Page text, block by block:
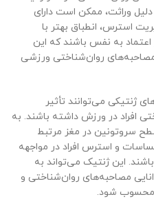
وراثت، ممکن است دارای
استرس، انطباق بهتر با
به نفس باشند که این
روان‌شناختی ورزشی
ژنتیکی می‌توانند تأثیر
افراد در ورزش داشته باشند. به
سروتونین در مغز مرتبط
و استرس افراد در مواجهه
این ژنتیک می‌تواند به
مصاحبه‌های روان‌شناختی و
محسوب شود.